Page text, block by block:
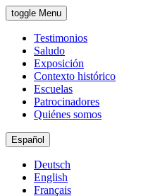
toggle Menu
Testimonios
Saludo
Exposición
Contexto histórico
Escuelas
Patrocinadores
Quiénes somos
Español
Deutsch
English
Français